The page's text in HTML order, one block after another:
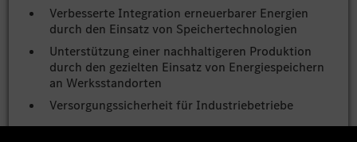
Verbesserte Integration erneuerbarer Energien
durch den Einsatz von Speichertechnologien
Unterstützung einer nachhaltigeren Produktion
durch den gezielten Einsatz von Energiespeichern
an Werksstandorten
Versorgungssicherheit für Industriebetriebe